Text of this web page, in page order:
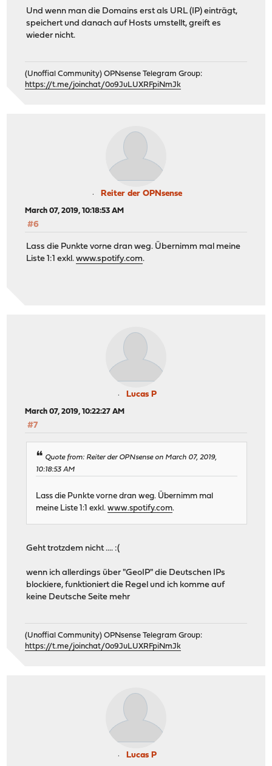
Und wenn man die Domains erst als URL (IP) einträgt,
speichert und danach auf Hosts umstellt, greift es
wieder nicht.
(Unoffial Community) OPNsense Telegram Group:
https://t.me/joinchat/0o9JuLUXRFpiNmJk
Reiter der OPNsense
March 07, 2019, 10:18:53 AM
#6
Lass die Punkte vorne dran weg. Übernimm mal meine
Liste 1:1 exkl.www.spotify.com.
Lucas P
March 07, 2019, 10:22:27 AM
#7
Quote from: Reiter der OPNsense on March 07, 2019,
10:18:53 AM
Lass die Punkte vorne dran weg. Übernimm mal
meine Liste 1:1 exkl.www.spotify.com.
Geht trotzdem nicht .... :(
wenn ich allerdings über "GeoIP" die Deutschen IPs
blockiere, funktioniert die Regel und ich komme auf
keine Deutsche Seite mehr
(Unoffial Community) OPNsense Telegram Group:
https://t.me/joinchat/0o9JuLUXRFpiNmJk
Lucas P